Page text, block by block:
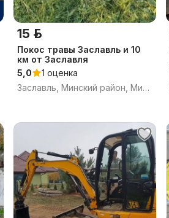
15 р.
Покос травы Заславль и 10
км от Заславля
5,0
1 оценка
Заславль, Минский район, Минская область